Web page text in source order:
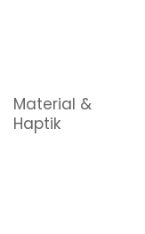
Material &
Haptik